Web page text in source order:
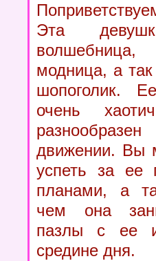
Эта
модница, а
шопоголик.
очень
движении. Вы
успеть за ее
планами, а
чем она
пазлы с ее
средине дня.